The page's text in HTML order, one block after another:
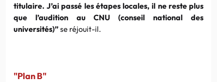
titulaire. J’ai passé les étapes locales, il ne reste plus
que l’audition au CNU (conseil national des
universités)”se réjouit-il.
"Plan B"